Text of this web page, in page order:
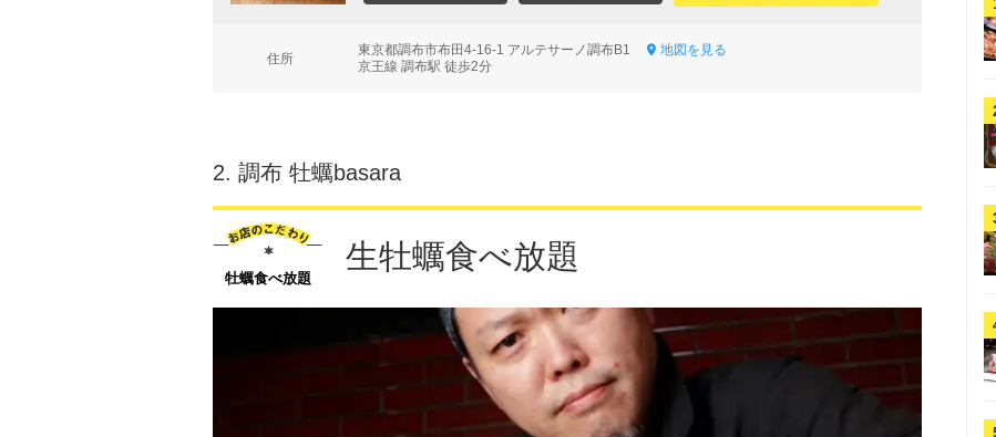
住所
東京都調布市布田4-16-1 アルテサーノ調布B1
地図を見る
京王線 調布駅 徒歩2分
2. 調布 牡蠣basara
牡蠣食べ放題
生牡蠣食べ放題